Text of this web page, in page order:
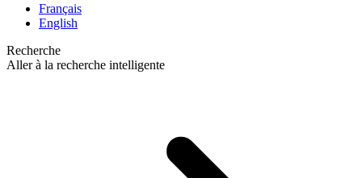
Français
English
Recherche
Aller à la recherche intelligente